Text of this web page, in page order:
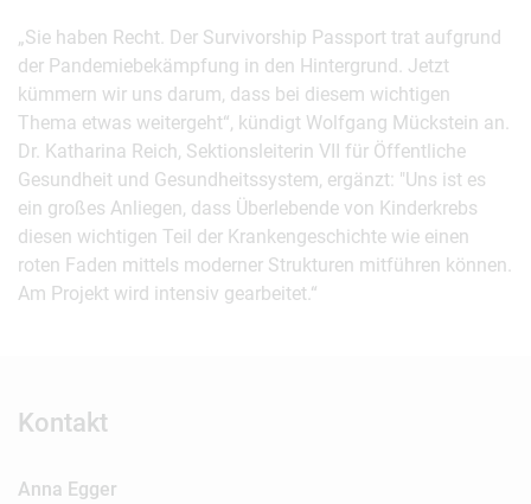
„Sie haben Recht. Der Survivorship Passport trat aufgrund
der Pandemiebekämpfung in den Hintergrund. Jetzt
kümmern wir uns darum, dass bei diesem wichtigen
Thema etwas weitergeht“, kündigt Wolfgang Mückstein an.
Dr. Katharina Reich, Sektionsleiterin VII für Öffentliche
Gesundheit und Gesundheitssystem, ergänzt: "Uns ist es
ein großes Anliegen, dass Überlebende von Kinderkrebs
diesen wichtigen Teil der Krankengeschichte wie einen
roten Faden mittels moderner Strukturen mitführen können.
Am Projekt wird intensiv gearbeitet.“
Kontakt
Anna Egger